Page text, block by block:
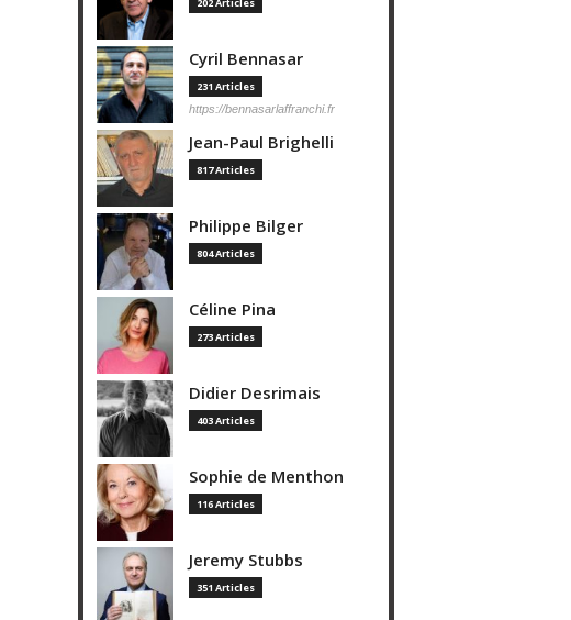
202 Articles
Cyril Bennasar
231 Articles
https://bennasarlaffranchi.fr
Jean-Paul Brighelli
817 Articles
Philippe Bilger
804 Articles
Céline Pina
273 Articles
Didier Desrimais
403 Articles
Sophie de Menthon
116 Articles
Jeremy Stubbs
351 Articles